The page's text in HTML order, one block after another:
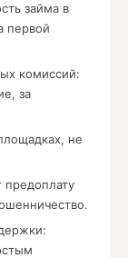
займа в
первой
комиссий:
за
не
предоплату